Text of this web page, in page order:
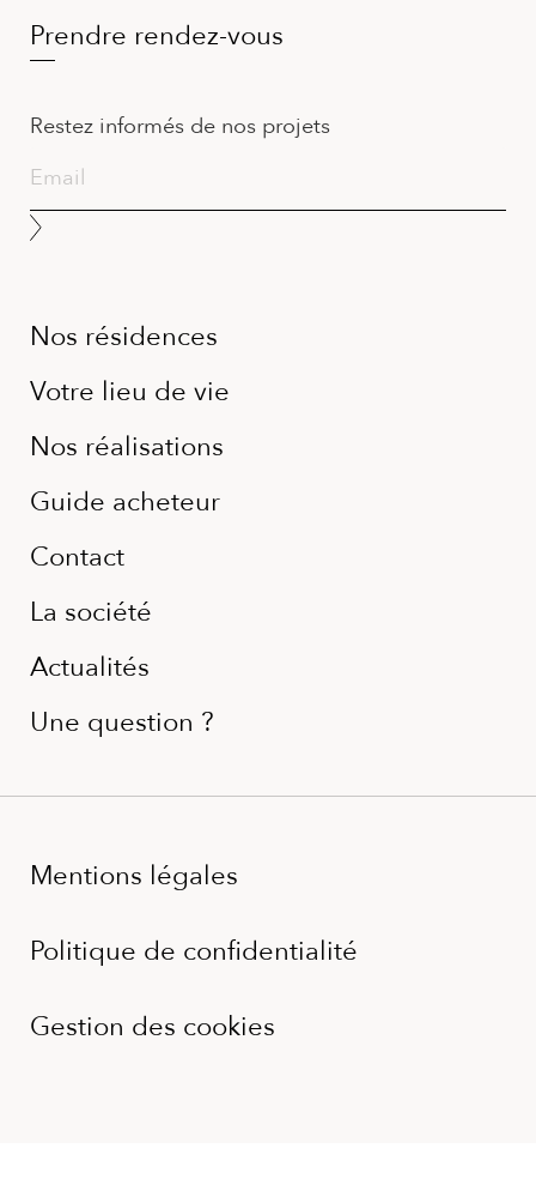
Nos résidences
Votre lieu de vie
Nos réalisations
Guide acheteur
Contact
La société
Actualités
Une question ?
Prendre rendez-vous
Restez informés de nos projets
Mentions légales
Politique de confidentialité
Gestion des cookies